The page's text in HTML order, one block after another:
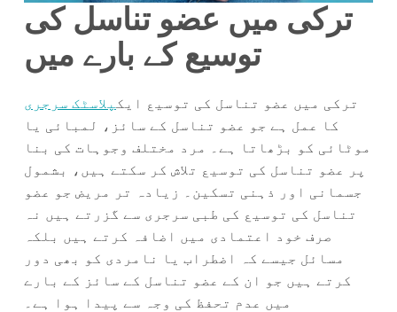
ترکی میں عضو تناسل کی
توسیع کے بارے میں
ترکی میں عضو تناسل کی توسیع ایکپلاسٹک سرجری
کا عمل ہے جو عضو تناسل کے سائز، لمبائی یا
موٹائی کو بڑھاتا ہے۔ مرد مختلف وجوہات کی بنا
پر عضو تناسل کی توسیع تلاش کر سکتے ہیں، بشمول
جسمانی اور ذہنی تسکین۔ زیادہ تر مریض جو عضو
تناسل کی توسیع کی طبی سرجری سے گزرتے ہیں نہ
صرف خود اعتمادی میں اضافہ کرتے ہیں بلکہ
مسائل جیسے کہ اضطراب یا نامردی کو بھی دور
کرتے ہیں جو ان کے عضو تناسل کے سائز کے بارے
میں عدم تحفظ کی وجہ سے پیدا ہوا ہے۔